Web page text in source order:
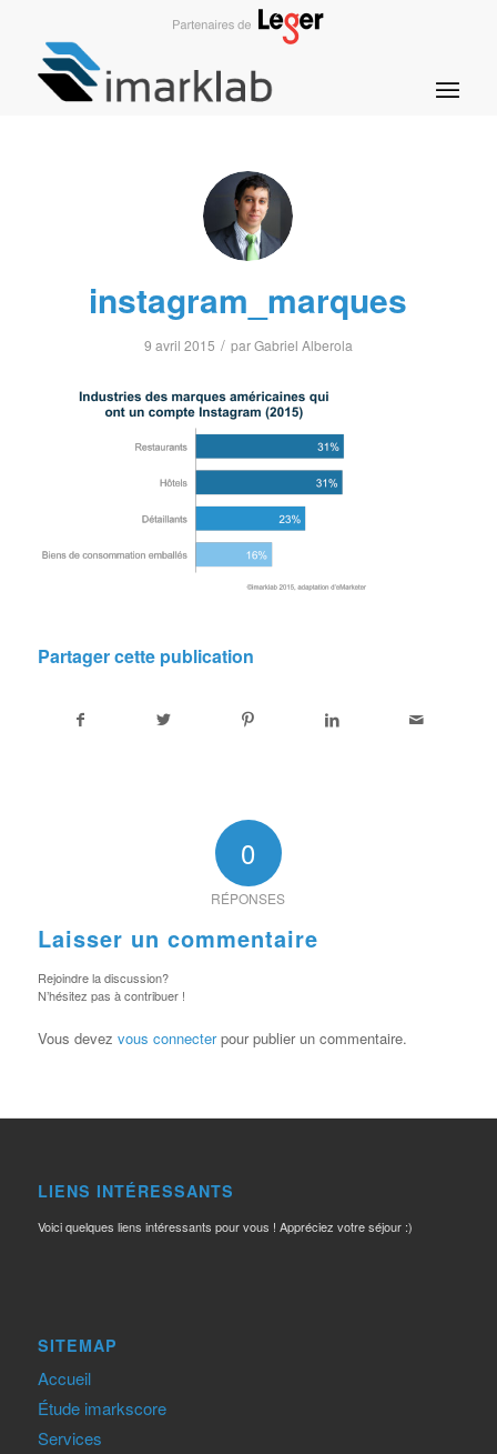
instagram_marques
9 avril 2015 / parGabriel Alberola
Partager cette publication
0
RÉPONSES
Laisser un commentaire
Rejoindre la discussion?
N’hésitez pas à contribuer !
Vous devez vous connecterpour publier un commentaire.
LIENS INTÉRESSANTS
Voici quelques liens intéressants pour vous ! Appréciez votre séjour :)
SITEMAP
Accueil
Étude imarkscore
Services